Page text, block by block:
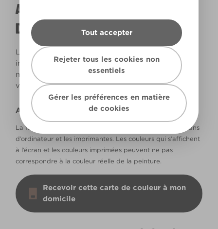
Tout accepter
Rejeter tous les cookies non
essentiels
Gérer les préférences en matière
de cookies
A QUOI RESSEMBLERA CETTE COULEUR
DANS VOTRE MAISON ?
La lumière naturelle et l’éclairage jouent un rôle
important sur le rendu des couleurs dans votre
maison. Utilisez cet outil pour voir le rendu de
votre couleur en fonction de la lumière.
Avertissement
La façon dont les couleurs s’affichent varie selon les écrans
d’ordinateur et les imprimantes. Les couleurs qui s’affichent
à l’écran et les couleurs imprimées peuvent ne pas
correspondre à la couleur réelle de la peinture.
Recevoir cette carte de couleur à mon
domicile